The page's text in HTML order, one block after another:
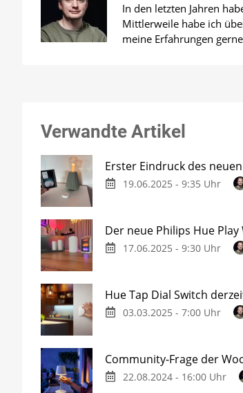
In den letzten Jahren
Mittlerweile habe ich
meine Erfahrungen
Verwandte Artikel
Erster Eindruck des
19.06.2025 - 9:35 Uhr
Der neue Philips Hue
17.06.2025 - 9:30 Uhr
Hue Tap Dial Switch
03.03.2025 - 7:00 Uhr
Community-Frage der
22.08.2024 - 16:00 Uhr